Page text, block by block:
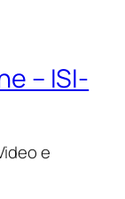
– ISI-
e